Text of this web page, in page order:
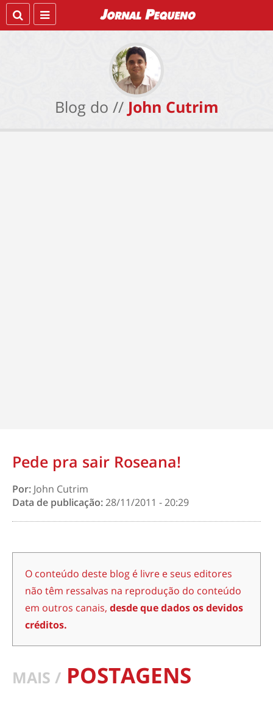
Blog do // John Cutrim
Pede pra sair Roseana!
Por: John Cutrim
Data de publicação:28/11/2011 - 20:29
O conteúdo deste blog é livre e seus editores
não têm ressalvas na reprodução do conteúdo
em outros canais, desde que dados os devidos
créditos.
MAIS / POSTAGENS